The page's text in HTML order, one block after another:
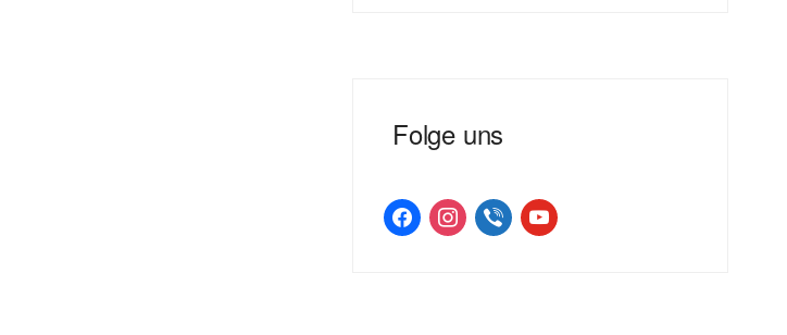
Folge uns
facebookinstagramviber youtube